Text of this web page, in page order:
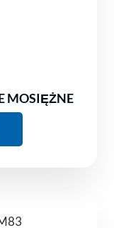
MOSIĘŻNE